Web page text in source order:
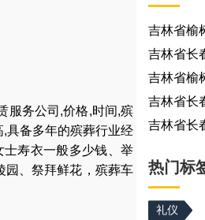
服务公司 ,价格,时间,殡
,具备多年的殡葬行业经
士寿衣一般多少钱 、举
园 、祭拜鲜花 ， 殡葬车
吉林省榆
吉林省长
吉林省榆
吉林省长
吉林省长
热门标
礼仪